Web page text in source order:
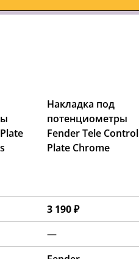
Накладка под
потенциометры
Fender Tele Control
Plate Chrome
3 190 ₽
—